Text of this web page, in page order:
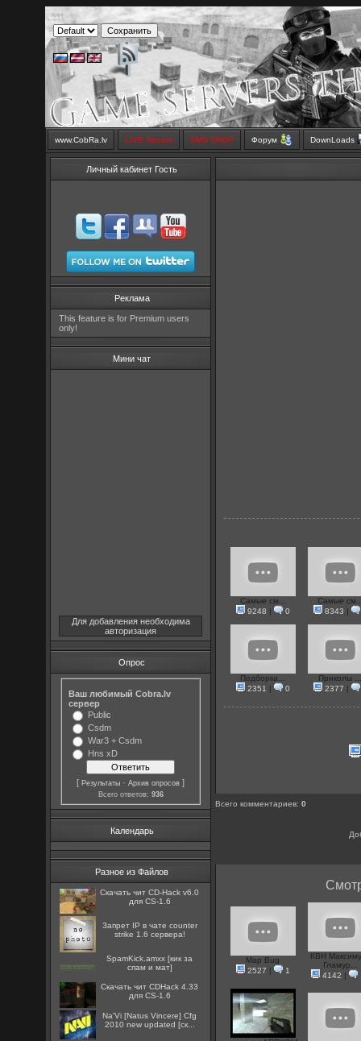
www.CobRa.lv LIVE Stream SMS SHOP Форум DownLoads
Личный кабинет Гость
Реклама
This feature is for Premium users
only!
Мини чат
Для добавления необходима
авторизация
Опрос
Ваш любимый Cobra.lv
сервер
Public
Csdm
War3 + Csdm
Hns xD
[Результаты ·Архив опросов ]
Всего ответов: 936
Календарь
Разное из Файлов
Скачать чит CD-Hack v6.0
для CS-1.6
Запрет IP в чате counter
strike 1.6 сервера!
SpamKick.amxx [кик за
спам и мат]
Скачать чит CDHack 4.33
для CS-1.6
Na'Vi [Natus Vincere] Cfg
2010 new updated [ск...
Самые см...
9248 | 0
Самые
8343 |
Подборка...
2351 | 0
Приколы
2377 |
Всего комментариев:0
Map Bug
2527 | 1
КВН
Гламур...
4142 |